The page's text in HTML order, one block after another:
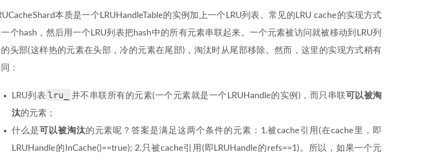
本质是一个LRUHandleTable的实例加上一个LRU列表。常见的LRU cache的实现方式
个hash，然后用一个LRU列表把hash中的所有元素串联起来。一个元素被访问就被移动到LRU列
头部(这样热的元素在头部，冷的元素在尾部)，淘汰时从尾部移除。然而，这里的实现方式稍有
：
LRU列表 lru_ 并不串联所有的元素(一个元素就是一个LRUHandle的实例)，而只串联 可以被淘
汰的元素；
什么是 可以被淘汰的元素呢？答案是满足这两个条件的元素：1.被cache引用(在cache里，即
LRUHandle的InCache()==true); 2.只被cache引用(即LRUHandle的refs==1)。所以，如果一个元